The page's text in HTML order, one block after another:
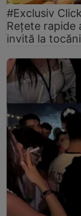
#Exclusiv
Rețete rapide
invită la